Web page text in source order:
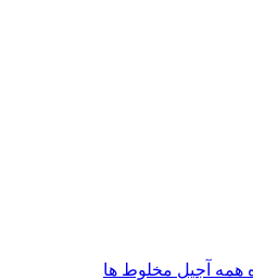
همه آجیل مخلوط ها